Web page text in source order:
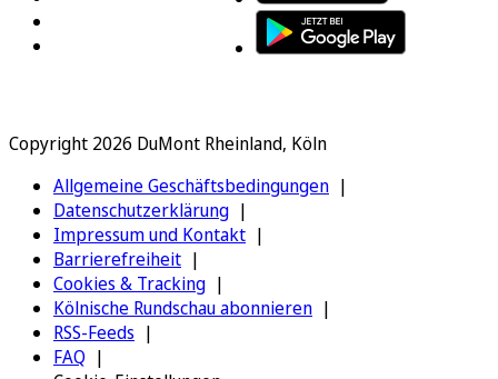
Copyright 2026 DuMont Rheinland, Köln
Allgemeine Geschäftsbedingungen
Datenschutzerklärung
Impressum und Kontakt
Barrierefreiheit
Cookies & Tracking
Kölnische Rundschau abonnieren
RSS-Feeds
FAQ